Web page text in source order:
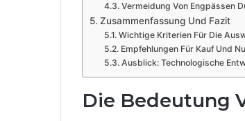
Vermeidung Von Engpässen
Zusammenfassung Und Fazit
Wichtige Kriterien Für Die
Empfehlungen Für Kauf Und
Ausblick: Technologische
Die Bedeutung